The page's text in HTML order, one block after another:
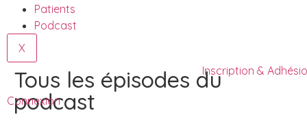
Patients
Podcast
X
Inscription &
Connexion
Tous les épisodes du
podcast